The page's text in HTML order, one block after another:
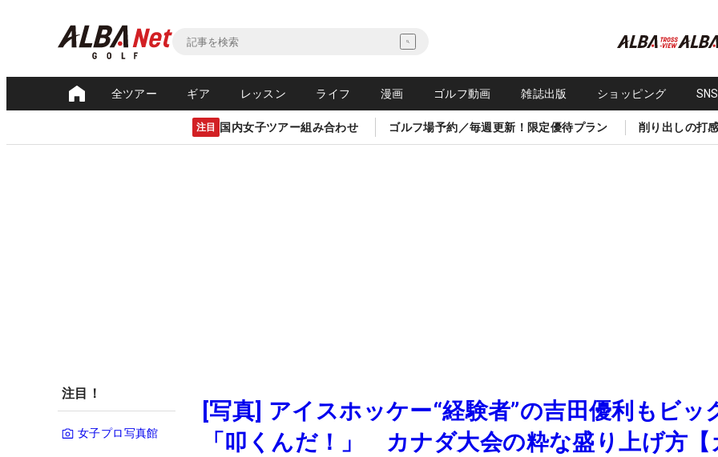
全ツアー ギア レッスン ライフ 漫画 ゴルフ動画 雑誌出版 ショッピング
注目 国内女子ツアー組み合わせ ゴルフ場予約／毎週更新！限定優待プラン 削り出しの打
注目！
女子プロ写真館
[写真] アイスホッケー“経験者”の吉田優利もビッ
「叩くんだ！」 カナダ大会の粋な盛り上げ方【